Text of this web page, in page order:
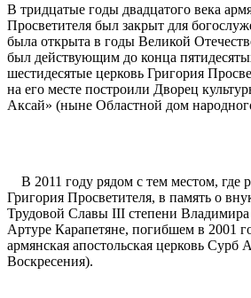
В тридцатые годы двадцатого века
Просветителя был закрыт для
была открыта в годы Великой
был действующим до конца
шестидесятые церковь Григория
на его месте построили Дворец
Аксай» (ныне Областной дом
В 2011 году рядом с тем местом, где
Григория Просветителя, в память о
Трудовой Славы III степени
Артуре Карапетяне, погибшем в 2001
армянская апостольская церковь
Воскресения).